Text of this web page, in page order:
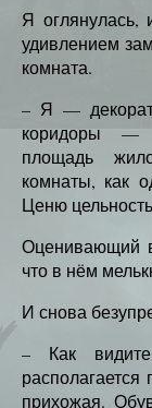
Я
удивлением
комната.
– Я —
коридоры —
площадь
комнаты, как
Ценю
Оценивающий
что в нём
И снова
– Как
прихожая.